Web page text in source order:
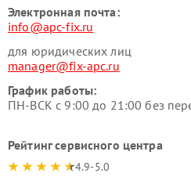
Электронная почта:
info@apc-fix.ru
для юридических лиц
manager@fix-apc.ru
График работы:
ПН-ВСК с 9:00 до 21:00 без
Рейтинг сервисного центра
4.9-5.0